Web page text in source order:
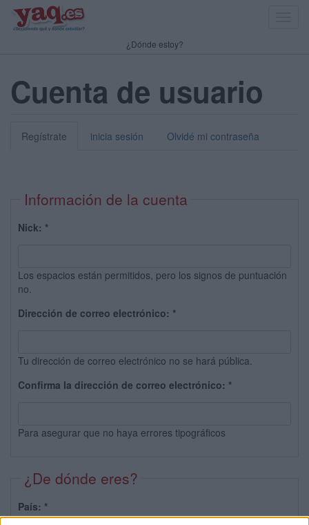
¿Dónde estoy?
Cuenta de usuario
Regístrate inicia sesión Olvidé mi contraseña
Información de la cuenta
Nick: *
Los espacios están permitidos, pero los signos de puntuación
no.
Dirección de correo electrónico: *
Tu dirección de correo electrónico no se hará pública.
Confirma la dirección de correo electrónico: *
Para asegurar que no haya errores tipográficos
¿De dónde eres?
País: *